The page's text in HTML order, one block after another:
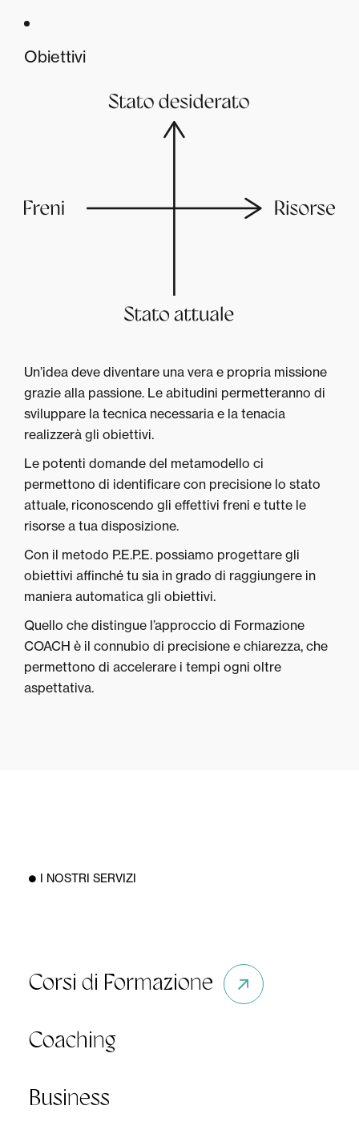
Obiettivi
Un’idea deve diventare una vera e propria missione
grazie alla passione. Le abitudini permetteranno di
sviluppare la tecnica necessaria e la tenacia
realizzerà gli obiettivi.
Le potenti domande del metamodello ci
permettono di identificare con precisione lo stato
attuale, riconoscendo gli effettivi freni e tutte le
risorse a tua disposizione.
Con il metodo P.E.P.E. possiamo progettare gli
obiettivi affinché tu sia in grado di raggiungere in
maniera automatica gli obiettivi.
Quello che distingue l’approccio di Formazione
COACH è il connubio di precisione e chiarezza, che
permettono di accelerare i tempi ogni oltre
aspettativa.
I NOSTRI SERVIZI
Corsi di Formazione
Coaching
Business